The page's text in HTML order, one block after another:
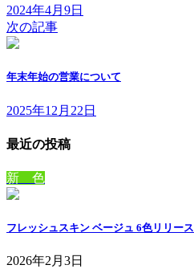
2024年4月9日
次の記事
年末年始の営業について
2025年12月22日
最近の投稿
新 色
フレッシュスキン ベージュ 6色リリース
2026年2月3日